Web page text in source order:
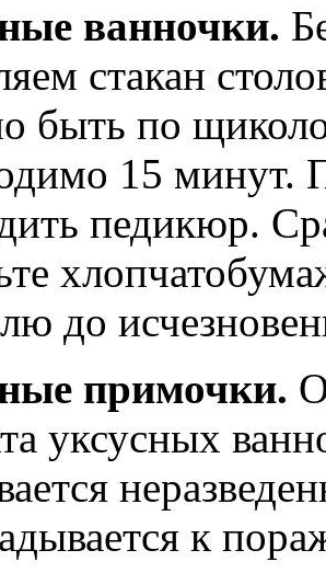
ванночки.
стакан
быть по
15 минут.
педикюр.
до
примочки.
уксусных
к